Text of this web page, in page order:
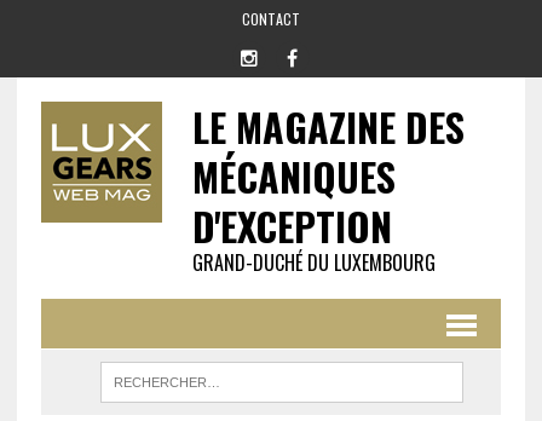
CONTACT
LE MAGAZINE DES
MÉCANIQUES
D'EXCEPTION
GRAND-DUCHÉ DU LUXEMBOURG